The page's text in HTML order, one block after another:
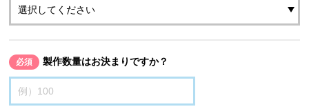
必須 製作数量はお決まりですか？